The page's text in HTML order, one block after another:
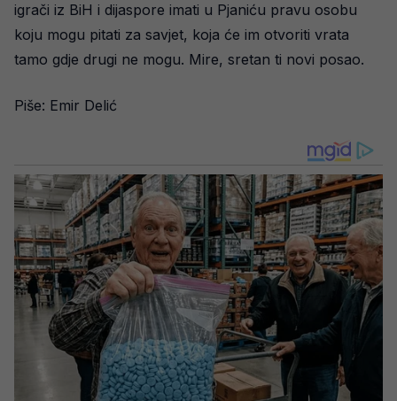
igrači iz BiH i dijaspore imati u Pjaniću pravu osobu
koju mogu pitati za savjet, koja će im otvoriti vrata
tamo gdje drugi ne mogu. Mire, sretan ti novi posao.
Piše: Emir Delić